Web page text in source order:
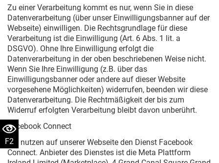
F2
Zu einer Verarbeitung kommt es nur, wenn Sie in diese
Datenverarbeitung (über unser Einwilligungsbanner auf der
Webseite) einwilligen. Die Rechtsgrundlage für diese
Verarbeitung ist die Einwilligung (Art. 6 Abs. 1 lit. a
DSGVO). Ohne Ihre Einwilligung erfolgt die
Datenverarbeitung in der oben beschriebenen Weise nicht.
Wenn Sie Ihre Einwilligung (z.B. über das
Einwilligungsbanner oder andere auf dieser Website
vorgesehene Möglichkeiten) widerrufen, beenden wir diese
Datenverarbeitung. Die Rechtmäßigkeit der bis zum
Widerruf erfolgten Verarbeitung bleibt davon unberührt.
Facebook Connect
Wir nutzen auf unserer Webseite den Dienst Facebook
Connect. Anbieter des Dienstes ist die Meta Plattform